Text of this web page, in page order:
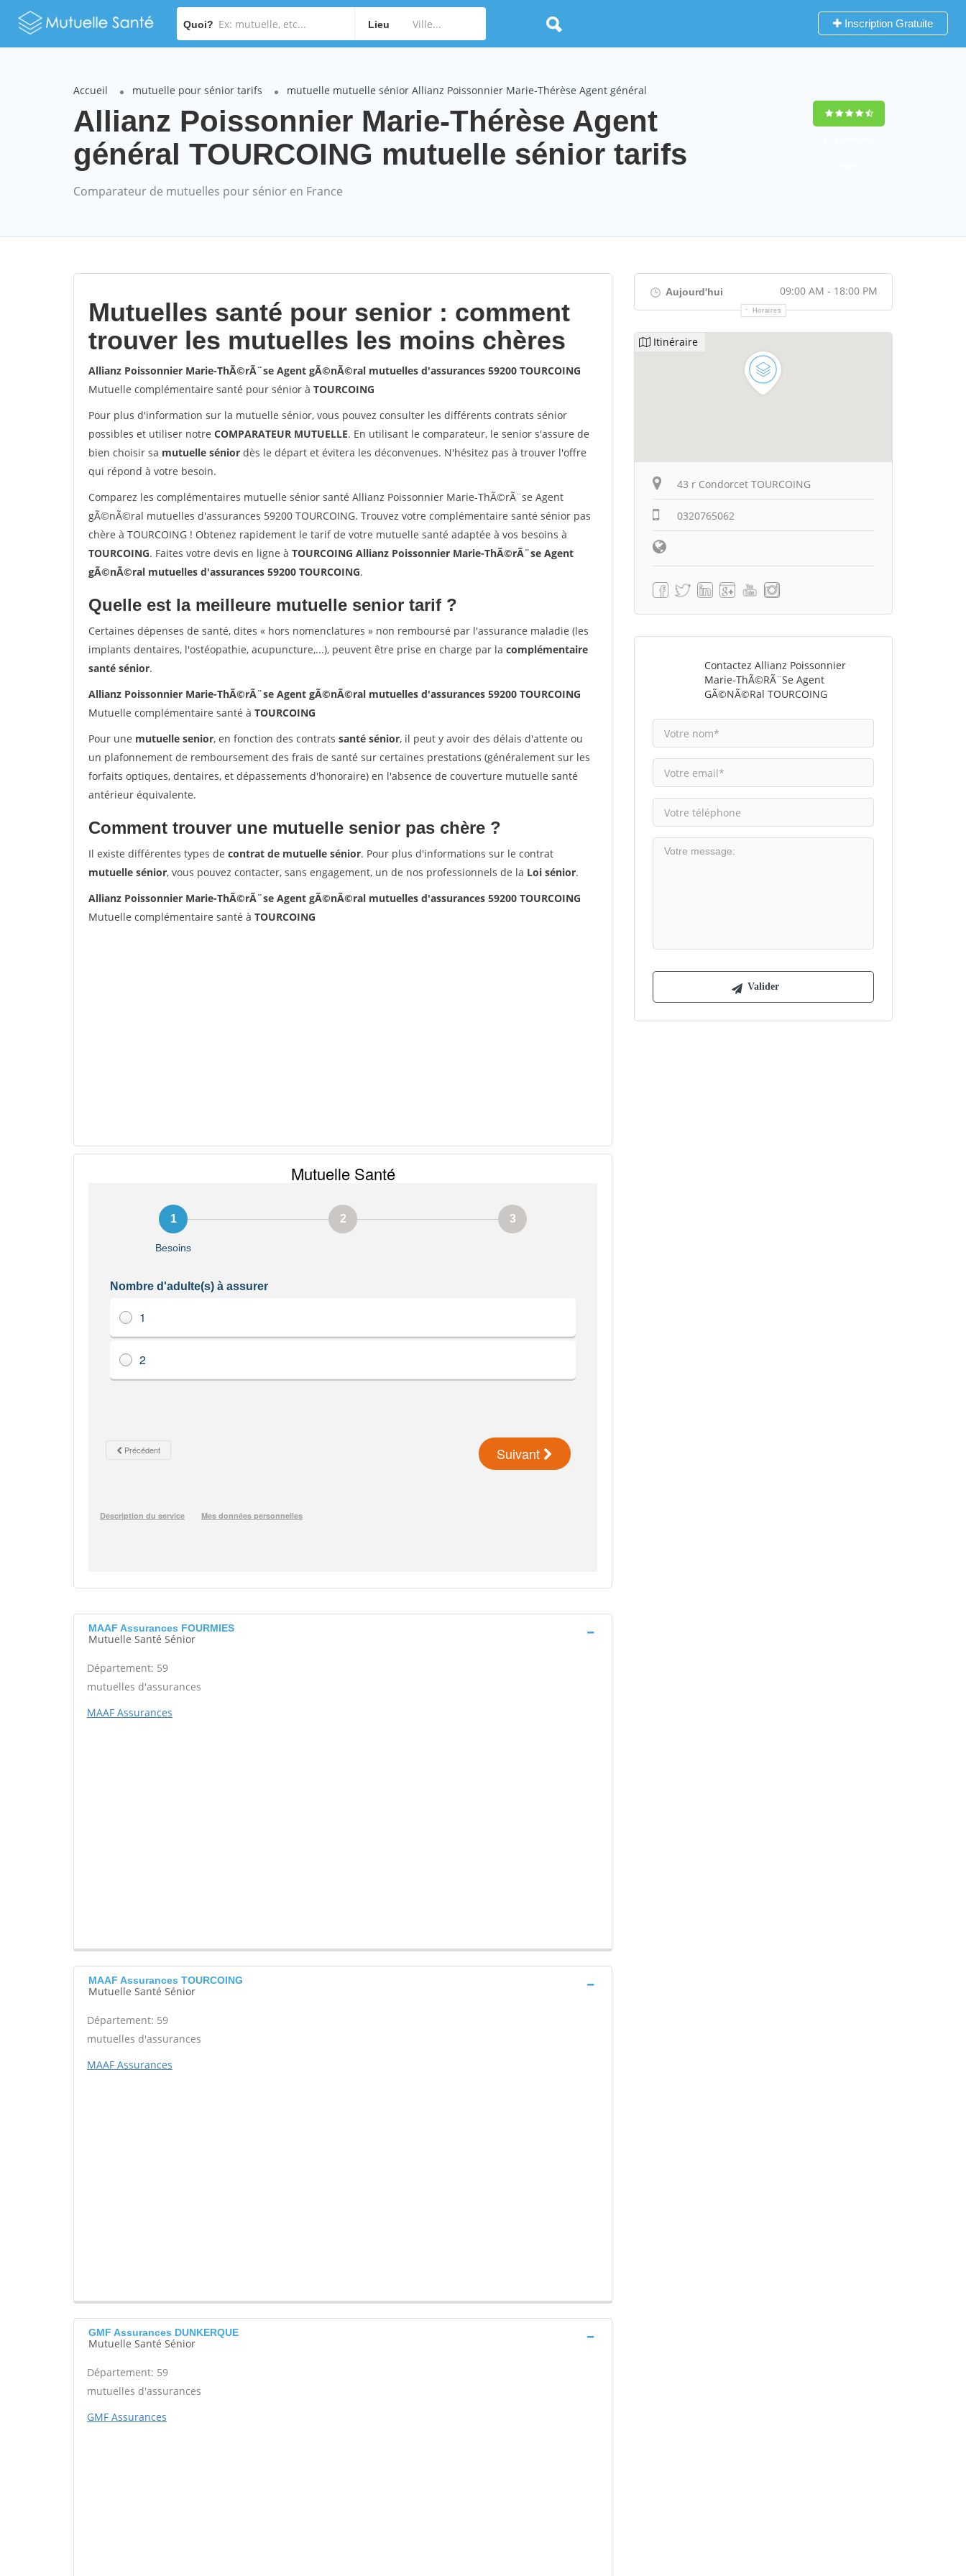
Quoi? Lieu Inscription Gratuite
Accueil mutuelle pour sénior tarifs mutuelle mutuelle sénior Allianz Poissonnier Marie-Thérèse Agent général
Allianz Poissonnier Marie-Thérèse Agent
général TOURCOING mutuelle sénior tarifs
Comparateur de mutuelles pour sénior en France
Mutuelles santé pour senior : comment
trouver les mutuelles les moins chères
Allianz Poissonnier Marie-ThÃ©rÃ¨se Agent gÃ©nÃ©ral mutuelles d'assurances 59200 TOURCOING
Mutuelle complémentaire santé pour sénior à TOURCOING
Pour plus d'information sur la mutuelle sénior, vous pouvez consulter les différents contrats sénior
possibles et utiliser notre COMPARATEUR MUTUELLE. En utilisant le comparateur, le senior s'assure de
bien choisir sa mutuelle sénior dès le départ et évitera les déconvenues. N'hésitez pas à trouver l'offre
qui répond à votre besoin.
Comparez les complémentaires mutuelle sénior santé Allianz Poissonnier Marie-ThÃ©rÃ¨se Agent
gÃ©nÃ©ral mutuelles d'assurances 59200 TOURCOING. Trouvez votre complémentaire santé sénior pas
chère à TOURCOING ! Obtenez rapidement le tarif de votre mutuelle santé adaptée à vos besoins à
TOURCOING. Faites votre devis en ligne à TOURCOING Allianz Poissonnier Marie-ThÃ©rÃ¨se Agent
gÃ©nÃ©ral mutuelles d'assurances 59200 TOURCOING.
Quelle est la meilleure mutuelle senior tarif ?
Certaines dépenses de santé, dites « hors nomenclatures » non remboursé par l'assurance maladie (les
implants dentaires, l'ostéopathie, acupuncture,...), peuvent être prise en charge par la complémentaire
santé sénior.
Allianz Poissonnier Marie-ThÃ©rÃ¨se Agent gÃ©nÃ©ral mutuelles d'assurances 59200 TOURCOING
Mutuelle complémentaire santé à TOURCOING
Pour une mutuelle senior, en fonction des contrats santé sénior, il peut y avoir des délais d'attente ou
un plafonnement de remboursement des frais de santé sur certaines prestations (généralement sur les
forfaits optiques, dentaires, et dépassements d'honoraire) en l'absence de couverture mutuelle santé
antérieur équivalente.
Comment trouver une mutuelle senior pas chère ?
Il existe différentes types de contrat de mutuelle sénior. Pour plus d'informations sur le contrat
mutuelle sénior, vous pouvez contacter, sans engagement, un de nos professionnels de la Loi sénior.
Allianz Poissonnier Marie-ThÃ©rÃ¨se Agent gÃ©nÃ©ral mutuelles d'assurances 59200 TOURCOING
Mutuelle complémentaire santé à TOURCOING
MAAF Assurances FOURMIES
Mutuelle Santé Sénior
Département: 59
mutuelles d'assurances
MAAF Assurances
MAAF Assurances TOURCOING
Mutuelle Santé Sénior
Département: 59
mutuelles d'assurances
MAAF Assurances
GMF Assurances DUNKERQUE
Mutuelle Santé Sénior
Département: 59
mutuelles d'assurances
GMF Assurances
Aujourd'hui 09:00 AM - 18:00 PM
Horaires
Itinéraire
43 r Condorcet TOURCOING
0320765062
Contactez Allianz Poissonnier
Marie-ThÃ©rÃ¨se Agent
GÃ©nÃ©ral TOURCOING